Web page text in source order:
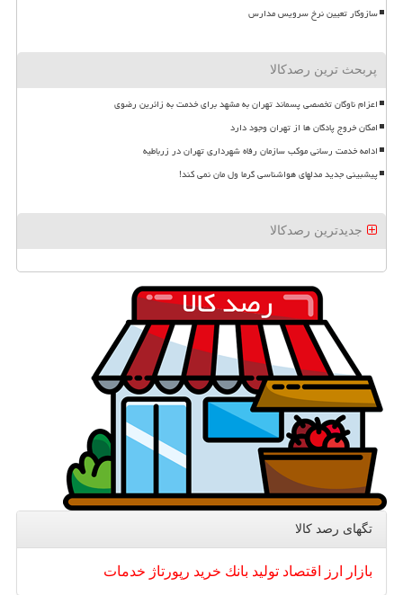
سازوکار تعیین نرخ سرویس مدارس
پربحث ترین رصدکالا
اعزام ناوگان تخصصی پسماند تهران به مشهد برای خدمت به زائرین رضوی
امکان خروج پادگان ها از تهران وجود دارد
ادامه خدمت رسانی موکب سازمان رفاه شهرداری تهران در زرباطیه
پیشبینی جدید مدلهای هواشناسی گرما ول مان نمی کند!
جدیدترین رصدکالا
تگهای رصد كالا
بازار ارز اقتصاد تولید بانك خرید رپورتاژ خدمات